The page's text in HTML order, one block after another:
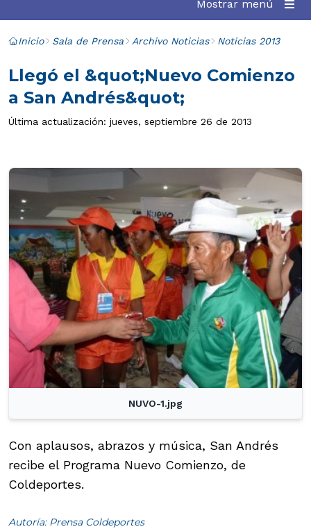
Mostrar menú
Inicio Sala de Prensa Archivo Noticias Noticias 2013
Llegó el &quot;Nuevo Comienzo
a San Andrés&quot;
Última actualización: jueves, septiembre 26 de 2013
NUVO-1.jpg
Con aplausos, abrazos y música, San Andrés
recibe el Programa Nuevo Comienzo, de
Coldeportes.
Autoría: Prensa Coldeportes